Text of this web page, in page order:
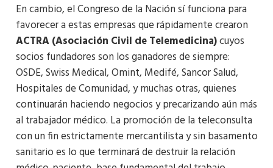
En cambio, el Congreso de la Nación sí funciona para
favorecer a estas empresas que rápidamente crearon
ACTRA (Asociación Civil de Telemedicina)cuyos
socios fundadores son los ganadores de siempre:
OSDE, Swiss Medical, Omint, Medifé, Sancor Salud,
Hospitales de Comunidad, y muchas otras, quienes
continuarán haciendo negocios y precarizando aún más
al trabajador médico. La promoción de la teleconsulta
con un fin estrictamente mercantilista y sin basamento
sanitario es lo que terminará de destruir la relación